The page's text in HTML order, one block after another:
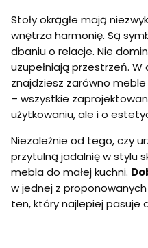
Stoły okrągłe mają
wnętrza harmonię. Są
dbaniu o relacje. Nie
uzupełniają przestrzeń. W
znajdziesz zarówno
– wszystkie
użytkowaniu, ale i o
Niezależnie od tego, czy
przytulną jadalnię w stylu
mebla do małej kuchni.
w jednej z
ten, który najlepiej pasuje